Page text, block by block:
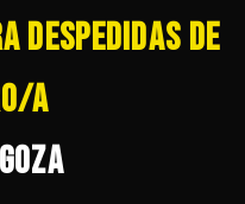
Despedidas de
a